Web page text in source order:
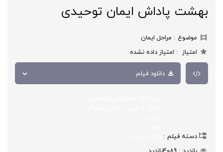
بهشت پاداش ایمان توحیدی
موضوع
مراحل ایمان
امتیاز
امتیاز داده نشده
دانلود فیلم
دسته فیلم